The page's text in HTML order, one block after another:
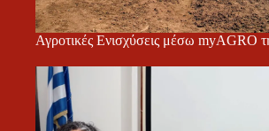
Αγροτικές Ενισχύσεις μέσω myAGRO